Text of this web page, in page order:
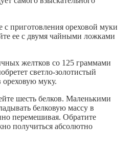
с приготовления ореховой муки
ее с двумя чайными ложками
желтков со 125 граммами
светло-золотистый
ореховую муку.
шесть белков. Маленькими
белковую массу в
перемешивая. Обратите
получиться абсолютно